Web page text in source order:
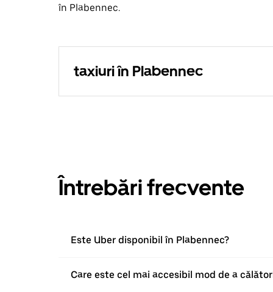
în Plabennec.
taxiuri în Plabennec
Întrebări frecvente
Este Uber disponibil în Plabennec?
Care este cel mai accesibil mod de a